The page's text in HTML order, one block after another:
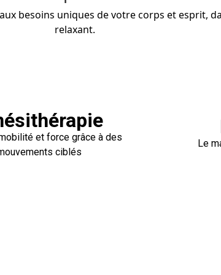
besoins uniques de votre corps et esprit,
relaxant.
et force grâce à des
ciblés
Le